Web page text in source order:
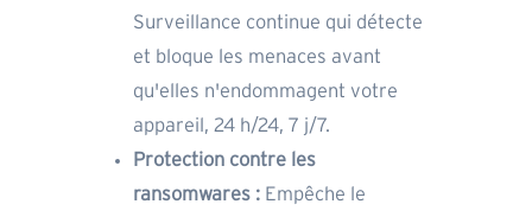
Surveillance continue qui détecte
et bloque les menaces avant
qu'elles n'endommagent votre
appareil, 24 h/24, 7 j/7.
Protection contre les
ransomwares : Empêche le